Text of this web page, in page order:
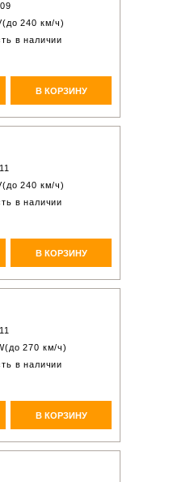
240 км/ч)
в наличии
В КОРЗИНУ
240 км/ч)
в наличии
В КОРЗИНУ
270 км/ч)
в наличии
В КОРЗИНУ